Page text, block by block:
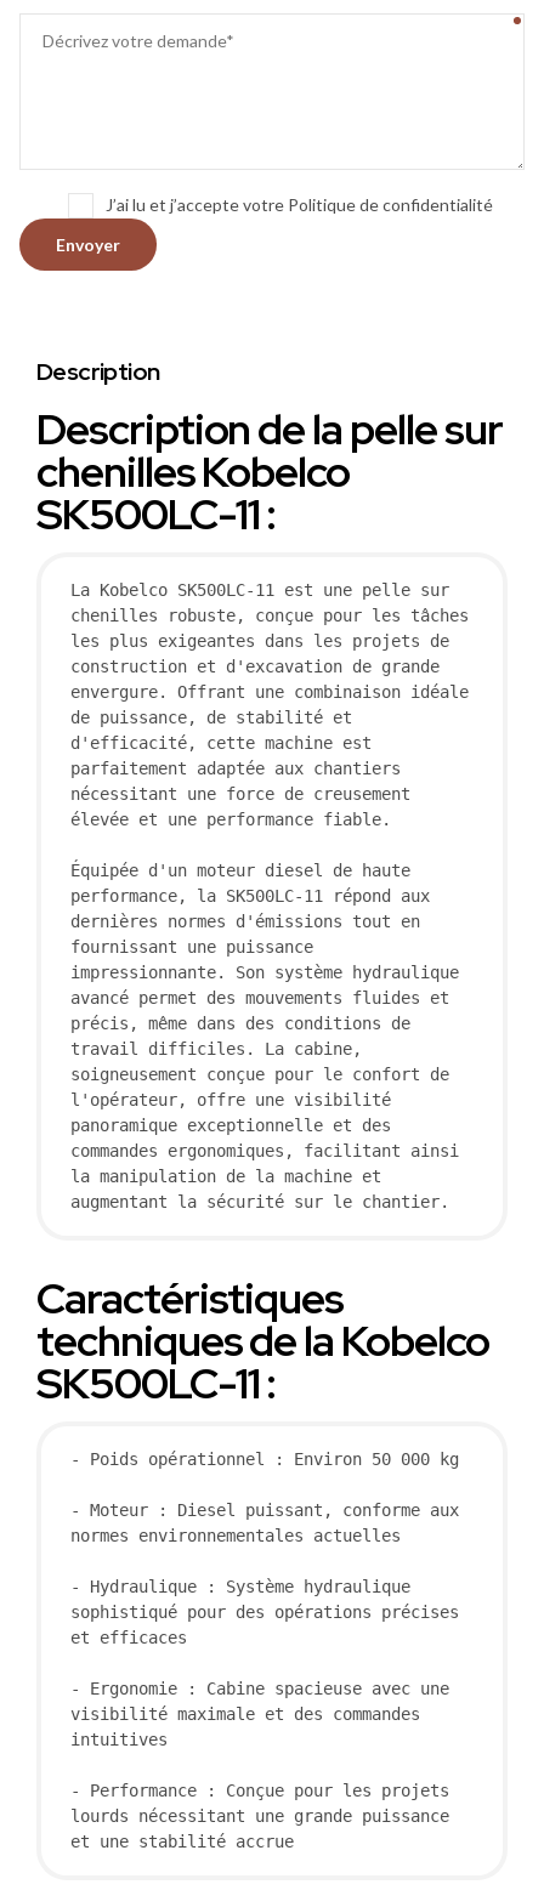
J’ai lu et j’accepte votre Politique de confidentialité
Description
Description de la pelle sur
chenilles Kobelco
SK500LC-11 :
La Kobelco SK500LC-11 est une pelle sur
chenilles robuste, conçue pour les tâches
les plus exigeantes dans les projets de
construction et d'excavation de grande
envergure. Offrant une combinaison idéale
de puissance, de stabilité et
d'efficacité, cette machine est
parfaitement adaptée aux chantiers
nécessitant une force de creusement
élevée et une performance fiable.
Équipée d'un moteur diesel de haute
performance, la SK500LC-11 répond aux
dernières normes d'émissions tout en
fournissant une puissance
impressionnante. Son système hydraulique
avancé permet des mouvements fluides et
précis, même dans des conditions de
travail difficiles. La cabine,
soigneusement conçue pour le confort de
l'opérateur, offre une visibilité
panoramique exceptionnelle et des
commandes ergonomiques, facilitant ainsi
la manipulation de la machine et
augmentant la sécurité sur le chantier.
Caractéristiques
techniques de la Kobelco
SK500LC-11 :
- Poids opérationnel : Environ 50 000 kg
- Moteur : Diesel puissant, conforme aux
normes environnementales actuelles
- Hydraulique : Système hydraulique
sophistiqué pour des opérations précises
et efficaces
- Ergonomie : Cabine spacieuse avec une
visibilité maximale et des commandes
intuitives
- Performance : Conçue pour les projets
lourds nécessitant une grande puissance
et une stabilité accrue